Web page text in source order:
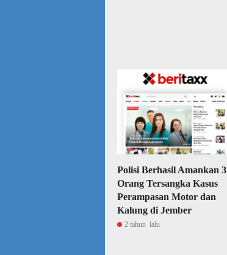
Polisi Berhasil Amankan 3
Orang Tersangka Kasus
Perampasan Motor dan
Kalung di Jember
2 tahun lalu